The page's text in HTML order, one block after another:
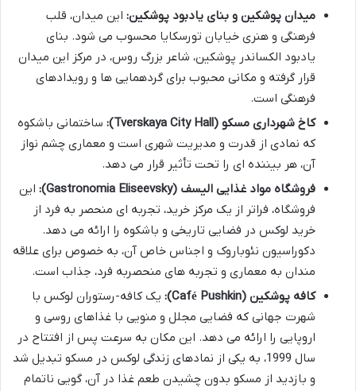
میدان پوشکین و بنای یادبود پوشکین: این میدان، قلب
فرهنگی و هنری خیابان تورسکایا محسوب می شود. بنای
یادبود الکساندر پوشکین، شاعر بزرگ روس، در مرکز این میدان
قرار گرفته و مکانی محبوب برای گردهمایی ها و رویدادهای
فرهنگی است.
کاخ شهرداری مسکو (Tverskaya City Hall):
ساختمانی باشکوه
که نمادی از قدرت و مدیریت شهری است و معماری چشم نواز
آن، هر بیننده ای را تحت تأثیر قرار می دهد.
فروشگاه مواد غذایی الیسف (Gastronomia Eliseevsky):
این
فروشگاه، فراتر از یک مرکز خرید، تجربه ای منحصر به فرد از
خرید لوکس در فضایی تاریخی و باشکوه را ارائه می دهد.
دکوراسیون نئوباروک و اجناس خاص آن، به خصوص برای علاقه
مندان به معماری و تجربه های منحصربه فرد، جذاب است.
کافه پوشکین (Café Pushkin):
یک کافه-رستوران لوکس با
شهرت جهانی که فضایی مجلل و منویی با غذاهای روسی و
اروپایی را ارائه می دهد. این مکان به سرعت پس از افتتاح در
سال 1999، به یکی از نمادهای زندگی لوکس در مسکو تبدیل شد
و بازدید از مسکو بدون چشیدن طعم غذا در آن، گویی ناتمام